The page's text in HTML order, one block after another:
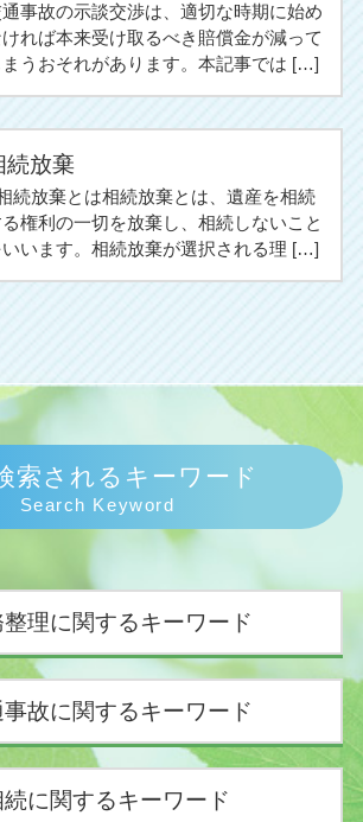
事故の示談交渉は、適切な時期に始め
ければ本来受け取るべき賠償金が減って
まうおそれがあります。本記事では […]
続放棄
続放棄とは相続放棄とは、遺産を相続
権利の一切を放棄し、相続しないこと
いいます。相続放棄が選択される理 […]
索されるキーワード
Search Keyword
理に関するキーワード
類
談
故に関するキーワード
損事故 違い
続に関するキーワード